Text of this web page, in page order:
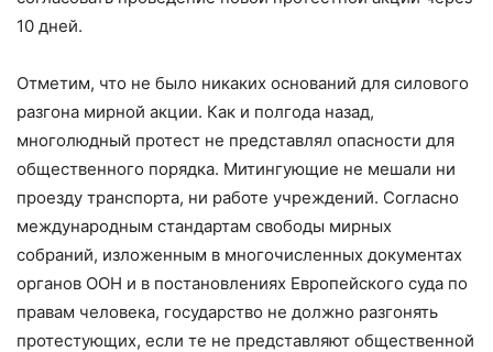
10 дней.
Отметим, что не было никаких оснований для силового
разгона мирной акции. Как и полгода назад,
многолюдный протест не представлял опасности для
общественного порядка. Митингующие не мешали ни
проезду транспорта, ни работе учреждений. Согласно
международным стандартам свободы мирных
собраний, изложенным в многочисленных документах
органов ООН и в постановлениях Европейского суда по
правам человека, государство не должно разгонять
протестующих, если те не представляют общественной